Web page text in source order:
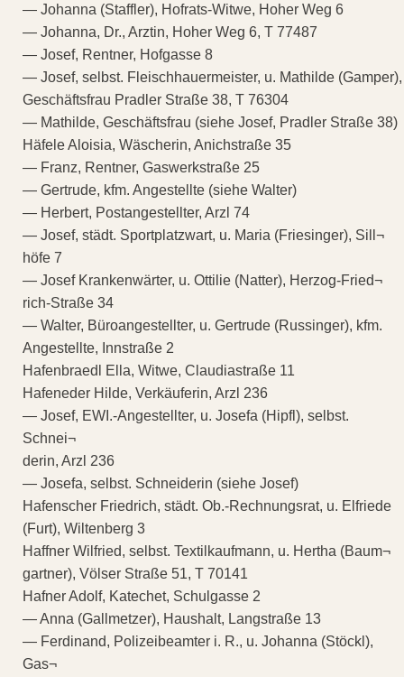
— Johanna (Staffler), Hofrats-Witwe, Hoher Weg 6
— Johanna, Dr., Arztin, Hoher Weg 6, T 77487
— Josef, Rentner, Hofgasse 8
— Josef, selbst. Fleischhauermeister, u. Mathilde (Gamper),
Geschäftsfrau Pradler Straße 38, T 76304
— Mathilde, Geschäftsfrau (siehe Josef, Pradler Straße 38)
Häfele Aloisia, Wäscherin, Anichstraße 35
— Franz, Rentner, Gaswerkstraße 25
— Gertrude, kfm. Angestellte (siehe Walter)
— Herbert, Postangestellter, Arzl 74
— Josef, städt. Sportplatzwart, u. Maria (Friesinger), Sill¬
höfe 7
— Josef Krankenwärter, u. Ottilie (Natter), Herzog-Fried¬
rich-Straße 34
— Walter, Büroangestellter, u. Gertrude (Russinger), kfm.
Angestellte, Innstraße 2
Hafenbraedl Ella, Witwe, Claudiastraße 11
Hafeneder Hilde, Verkäuferin, Arzl 236
— Josef, EWI.-Angestellter, u. Josefa (Hipfl), selbst.
Schnei¬
derin, Arzl 236
— Josefa, selbst. Schneiderin (siehe Josef)
Hafenscher Friedrich, städt. Ob.-Rechnungsrat, u. Elfriede
(Furt), Wiltenberg 3
Haffner Wilfried, selbst. Textilkaufmann, u. Hertha (Baum¬
gartner), Völser Straße 51, T 70141
Hafner Adolf, Katechet, Schulgasse 2
— Anna (Gallmetzer), Haushalt, Langstraße 13
— Ferdinand, Polizeibeamter i. R., u. Johanna (Stöckl),
Gas¬